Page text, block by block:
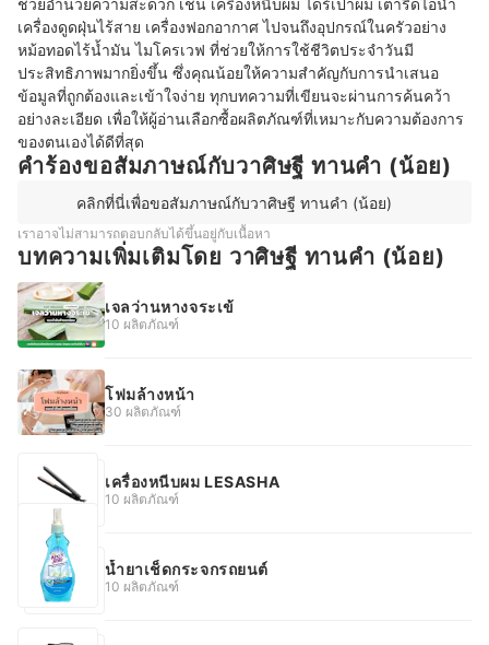
ช่วยอำนวยความสะดวก เช่น เครื่องหนีบผม ไดร์เป่าผม เตารีดไอน้ำ
เครื่องดูดฝุ่นไร้สาย เครื่องฟอกอากาศ ไปจนถึงอุปกรณ์ในครัวอย่าง
หม้อทอดไร้น้ำมัน ไมโครเวฟ ที่ช่วยให้การใช้ชีวิตประจำวันมี
ประสิทธิภาพมากยิ่งขึ้น ซึ่งคุณน้อยให้ความสำคัญกับการนำเสนอ
ข้อมูลที่ถูกต้องและเข้าใจง่าย ทุกบทความที่เขียนจะผ่านการค้นคว้า
อย่างละเอียด เพื่อให้ผู้อ่านเลือกซื้อผลิตภัณฑ์ที่เหมาะกับความต้องการ
ของตนเองได้ดีที่สุด
คำร้องขอสัมภาษณ์กับวาศิษฐี ทานคำ (น้อย)
คลิกที่นี่เพื่อขอสัมภาษณ์กับวาศิษฐี ทานคำ (น้อย)
เราอาจไม่สามารถตอบกลับได้ขึ้นอยู่กับเนื้อหา
บทความเพิ่มเติมโดย วาศิษฐี ทานคำ (น้อย)
เจลว่านหางจระเข้
10 ผลิตภัณฑ์
โฟมล้างหน้า
30 ผลิตภัณฑ์
เครื่องหนีบผม LESASHA
10 ผลิตภัณฑ์
น้ำยาเช็ดกระจกรถยนต์
10 ผลิตภัณฑ์